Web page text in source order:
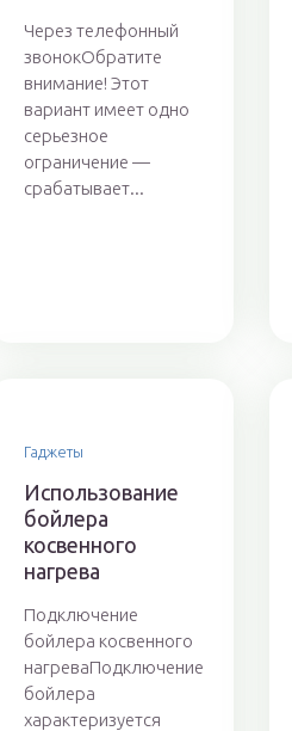
Через телефонный
звонокОбратите
внимание! Этот
вариант имеет одно
серьезное
ограничение —
срабатывает...
Гаджеты
Использование
бойлера
косвенного
нагрева
Подключение
бойлера косвенного
нагреваПодключение
бойлера
характеризуется